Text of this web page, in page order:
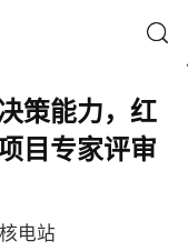
策能力，红
目专家评审
电站